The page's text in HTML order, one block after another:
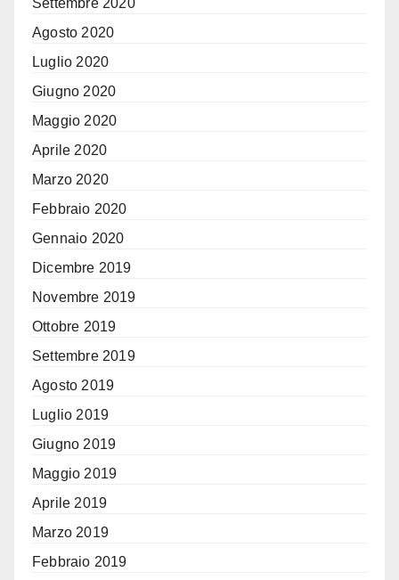
Settembre 2020
Agosto 2020
Luglio 2020
Giugno 2020
Maggio 2020
Aprile 2020
Marzo 2020
Febbraio 2020
Gennaio 2020
Dicembre 2019
Novembre 2019
Ottobre 2019
Settembre 2019
Agosto 2019
Luglio 2019
Giugno 2019
Maggio 2019
Aprile 2019
Marzo 2019
Febbraio 2019